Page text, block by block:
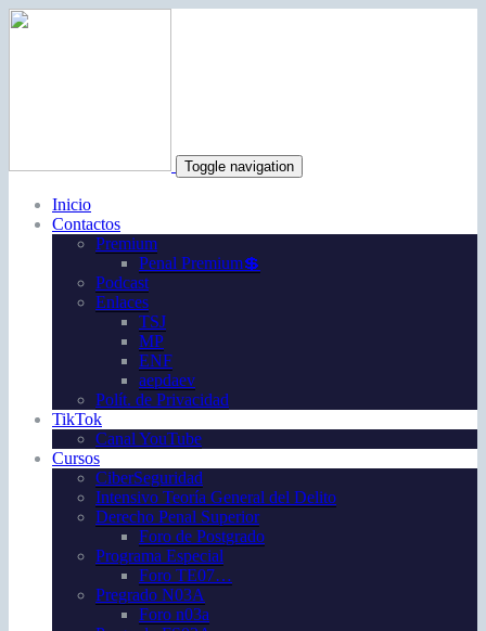
Toggle navigation
Inicio
Contactos
Premium
Penal Premium💲
Podcast
Enlaces
TSJ
MP
ENF
aepdaev
Polít. de Privacidad
TikTok
Canal YouTube
Cursos
CiberSeguridad
Intensivo Teoría General del Delito
Derecho Penal Superior
Foro de Postgrado
Programa Especial
Foro TE07…
Pregrado N03A
Foro n03a